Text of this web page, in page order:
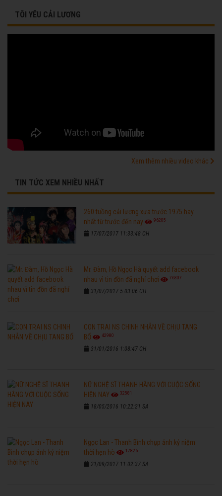
TÔI YÊU CẢI LƯƠNG
Xem thêm nhiều video khác
TIN TỨC XEM NHIỀU NHẤT
260 tuồng cải lương xưa trước 1975 hay
nhất từ trước đến nay
96205
17/07/2017 11:33:48 CH
Mr. Đàm, Hồ Ngọc Hà quyết add facebook
nhau vì tin đồn đã nghỉ chơi
76307
31/07/2017 5:03:06 CH
CON TRAI NS CHINH NHẪN VỀ CHỊU TANG
BỐ
42980
31/01/2016 1:08:47 CH
NỮ NGHỆ SĨ THANH HẰNG VỚI CUỘC SỐNG
HIỆN NAY
32581
18/05/2016 10:22:21 SA
Ngọc Lan - Thanh Bình chụp ảnh kỷ niệm
thời hẹn hò
17826
21/09/2017 11:02:37 SA